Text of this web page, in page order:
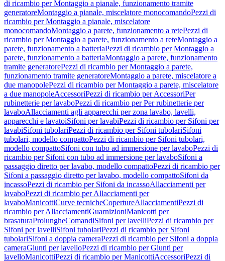
di ricambio per Montaggio a pianale, funzionamento tramite
generatoreMontaggio a pianale, miscelatore monocomandoPezzi di
ricambio per Montaggio a pianale, miscelatore
monocomandoMontaggio a parete, funzionamento a retePezzi di
ricambio per Montaggio a parete, funzionamento a reteMontaggio a
parete, funzionamento a batteriaPezzi di ricambio per Montaggio a
parete, funzionamento a batteriaMontaggio a parete, funzionamento
tramite generatorePezzi di ricambio per Montaggio a parete,
funzionamento tramite generatoreMontaggio a parete, miscelatore a
due manopolePezzi di ricambio per Montaggio a parete, miscelatore
a due manopoleAccessoriPezzi di ricambio per AccessoriPer
rubinetterie per lavaboPezzi di ricambio per Per rubinetterie per
lavaboAllacciamenti agli apparecchi per zona lavabo, lavelli,
apparecchi e lavatoiSifoni per lavabiPezzi di ricambio per Sifoni per
lavabiSifoni tubolariPezzi di ricambio per Sifoni tubolariSifoni
tubolari, modello compattoPezzi di ricambio per Sifoni tubolari,
modello compattoSifoni con tubo ad immersione per lavaboPezzi di
ricambio per Sifoni con tubo ad immersione per lavaboSifoni a
passaggio diretto per lavabo, modello compattoPezzi di ricambio per
Sifoni a passaggio diretto per lavabo, modello compattoSifoni da
incassoPezzi di ricambio per Sifoni da incassoAllacciamenti per
lavaboPezzi di ricambio per Allacciamenti per
lavaboManicottiCurve tecnicheCopertureAllacciamentiPezzi di
ricambio per AllacciamentiGuarnizioniManicotti per
brasaturaProlungheComandiSifoni per lavelliPezzi di ricambio per
Sifoni per lavelliSifoni tubolariPezzi di ricambio per Sifoni
tubolariSifoni a doppia cameraPezzi di ricambio per Sifoni a doppia
cameraGiunti per lavelloPezzi di ricambio per Giunti per
lavelloManicottiPezzi di ricambio per ManicottiAccessoriPezzi di